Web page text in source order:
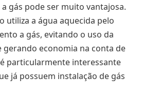
gás pode ser muito vantajosa.
utiliza a água aquecida pelo
a gás, evitando o uso da
gerando economia na conta de
particularmente interessante
já possuem instalação de gás